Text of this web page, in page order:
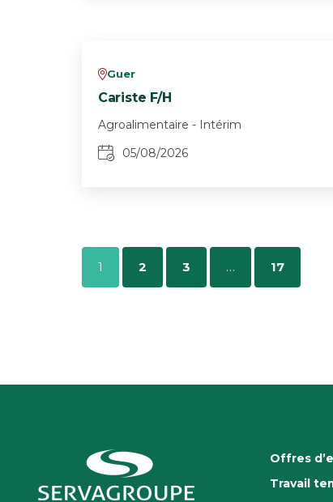
vGuer
Cariste F/H
Agroalimentaire - Intérim
05/08/2026
1 2 3 … 17
Offres
Travail